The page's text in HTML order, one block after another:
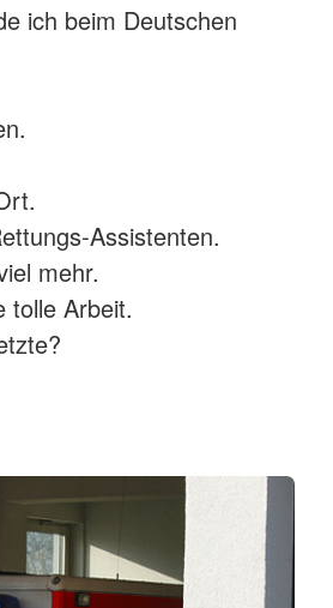
ich beim Deutschen
Assistenten.
mehr.
tolle Arbeit.